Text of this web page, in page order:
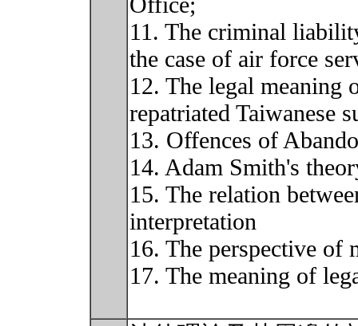
11. The criminal
the case of air force
12. The legal meaning
repatriated Taiwanese
13. Offences of
14. Adam Smith's
15. The relation
interpretation
16. The perspective of
17. The meaning of